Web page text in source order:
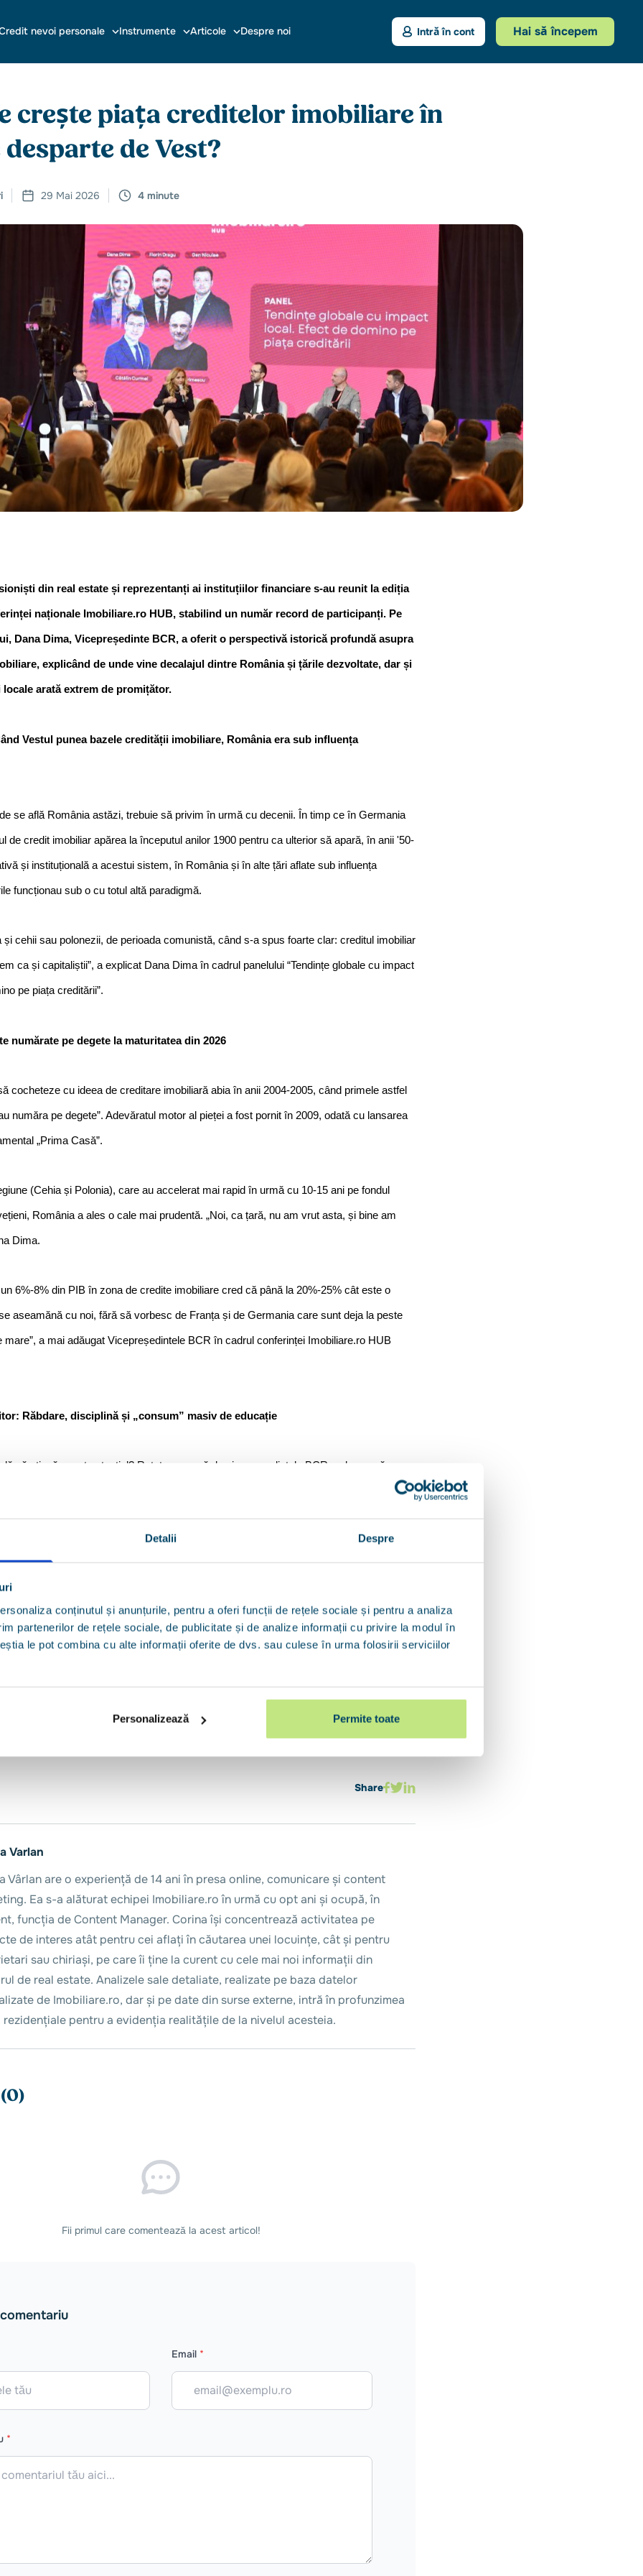
Detalii Despre
conținutul și anunțurile, pentru a oferi funcții de rețele sociale și pentru a analiza
partenerilor de rețele sociale, de publicitate și de analize informații cu privire la modul în
le pot combina cu alte informații oferite de dvs. sau culese în urma folosirii serviciilor
Personalizează Permite toate
nevoi personale Instrumente Articole Despre noi Intră în cont Hai să începem
crește piața creditelor imobiliare în
de Vest?
29 Mai 2026 4 minute
din real estate și reprezentanți ai instituțiilor financiare s-au reunit la ediția
naționale Imobiliare.ro HUB, stabilind un număr record de participanți. Pe
Dana Dima, Vicepreședinte BCR, a oferit o perspectivă istorică profundă asupra
explicând de unde vine decalajul dintre România și țările dezvoltate, dar și
arată extrem de promițător.
Vestul punea bazele credității imobiliare, România era sub influența
se află România astăzi, trebuie să privim în urmă cu decenii. În timp ce în Germania
de credit imobiliar apărea la începutul anilor 1900 pentru ca ulterior să apară, în anii '50-
și instituțională a acestui sistem, în România și în alte țări aflate sub influența
funcționau sub o cu totul altă paradigmă.
și cehii sau polonezii, de perioada comunistă, când s-a spus foarte clar: creditul imobiliar
ca și capitaliștii”, a explicat Dana Dima în cadrul panelului “Tendințe globale cu impact
pe piața creditării”.
numărate pe degete la maturitatea din 2026
cocheteze cu ideea de creditare imobiliară abia în anii 2004-2005, când primele astfel
număra pe degete”. Adevăratul motor al pieței a fost pornit în 2009, odată cu lansarea
„Prima Casă”.
(Cehia și Polonia), care au accelerat mai rapid în urmă cu 10-15 ani pe fondul
România a ales o cale mai prudentă. „Noi, ca țară, nu am vrut asta, și bine am
Dima.
6%-8% din PIB în zona de credite imobiliare cred că până la 20%-25% cât este o
aseamănă cu noi, fără să vorbesc de Franța și de Germania care sunt deja la peste
mare”, a mai adăugat Vicepreședintele BCR în cadrul conferinței Imobiliare.ro HUB
Răbdare, disciplină și „consum” masiv de educație
să atingă acest potențial? Rețeta propusă de vicepreședintele BCR se bazează pe
și educație.
în educație și în modul în care oamenii s-au transformat. Clienții s-au transformat,
de aceea astăzi, în 2026, nu mai vorbim de aceleași riscuri de acum 15-20 de ani,
emoție și nici de același nivel de educație de atunci”, a detaliat Dana Dima.
pe care trebuie să mergem ca să creștem piața”, a conchis reprezentanta BCR.
CRM REBS și Imobiliare.ro Finance.
Share
Varlan
Vârlan are o experiență de 14 ani în presa online, comunicare și content
Ea s-a alăturat echipei Imobiliare.ro în urmă cu opt ani și ocupă, în
funcția de Content Manager. Corina își concentrează activitatea pe
de interes atât pentru cei aflați în căutarea unei locuințe, cât și pentru
sau chiriași, pe care îi ține la curent cu cele mai noi informații din
de real estate. Analizele sale detaliate, realizate pe baza datelor
de Imobiliare.ro, dar și pe date din surse externe, intră în profunzimea
rezidențiale pentru a evidenția realitățile de la nivelul acesteia.
Fii primul care comentează la acest articol!
Email *
*